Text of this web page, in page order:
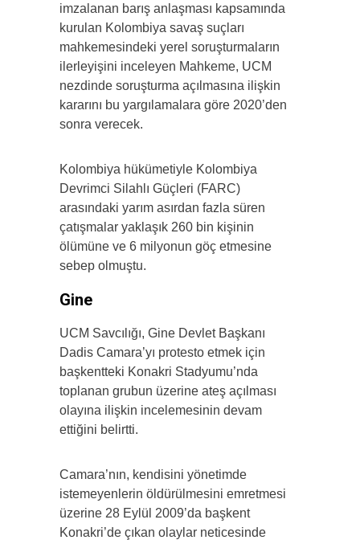
imzalanan barış anlaşması kapsamında
kurulan Kolombiya savaş suçları
mahkemesindeki yerel soruşturmaların
ilerleyişini inceleyen Mahkeme, UCM
nezdinde soruşturma açılmasına ilişkin
kararını bu yargılamalara göre 2020’den
sonra verecek.
Kolombiya hükümetiyle Kolombiya
Devrimci Silahlı Güçleri (FARC)
arasındaki yarım asırdan fazla süren
çatışmalar yaklaşık 260 bin kişinin
ölümüne ve 6 milyonun göç etmesine
sebep olmuştu.
Gine
UCM Savcılığı, Gine Devlet Başkanı
Dadis Camara’yı protesto etmek için
başkentteki Konakri Stadyumu’nda
toplanan grubun üzerine ateş açılması
olayına ilişkin incelemesinin devam
ettiğini belirtti.
Camara’nın, kendisini yönetimde
istemeyenlerin öldürülmesini emretmesi
üzerine 28 Eylül 2009’da başkent
Konakri’de çıkan olaylar neticesinde